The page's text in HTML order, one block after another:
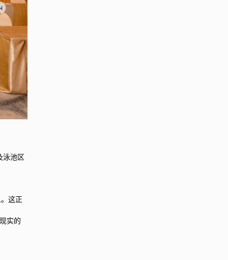
泳池区
这正
实的